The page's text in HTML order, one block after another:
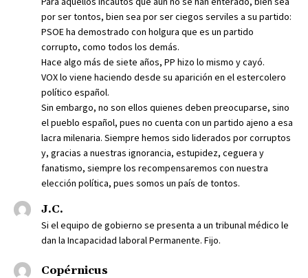
por ser tontos, bien sea por ser ciegos serviles a su partido:
PSOE ha demostrado con holgura que es un partido
corrupto, como todos los demás.
Hace algo más de siete años, PP hizo lo mismo y cayó.
VOX lo viene haciendo desde su aparición en el estercolero
político español.
Sin embargo, no son ellos quienes deben preocuparse, sino
el pueblo español, pues no cuenta con un partido ajeno a esa
lacra milenaria. Siempre hemos sido liderados por corruptos
y, gracias a nuestras ignorancia, estupidez, ceguera y
fanatismo, siempre los recompensaremos con nuestra
elección política, pues somos un país de tontos.
J.C.
Si el equipo de gobierno se presenta a un tribunal médico le
dan la Incapacidad laboral Permanente. Fijo.
Copérnicus